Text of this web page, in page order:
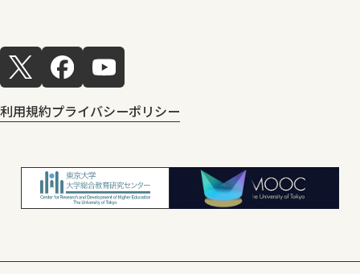
利用規約プライバシーポリシー